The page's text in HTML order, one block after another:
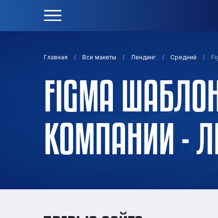
Главная / Все макеты / Лендинг / Средний /
FIGMA
КОМПАНИИ -